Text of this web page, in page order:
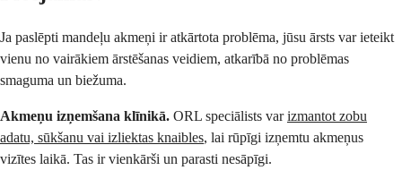
Ja paslēpti mandeļu akmeņi ir atkārtota problēma, jūsu ārsts var ieteikt
vienu no vairākiem ārstēšanas veidiem, atkarībā no problēmas
smaguma un biežuma.
Akmeņu izņemšana klīnikā. ORL speciālists varizmantot zobu
adatu, sūkšanu vai izliektas knaibles, lai rūpīgi izņemtu akmeņus
vizītes laikā. Tas ir vienkārši un parasti nesāpīgi.